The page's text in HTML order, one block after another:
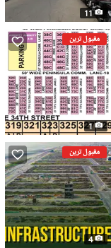
11
مقبول ترین
1
مقبول ترین
4